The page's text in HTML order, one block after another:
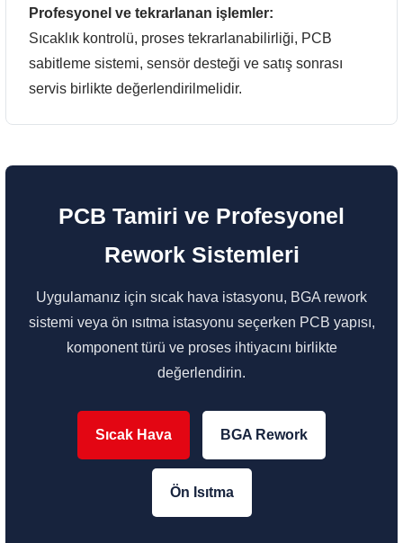
Profesyonel ve tekrarlanan işlemler:
Sıcaklık kontrolü, proses tekrarlanabilirliği, PCB
sabitleme sistemi, sensör desteği ve satış sonrası
servis birlikte değerlendirilmelidir.
PCB Tamiri ve Profesyonel
Rework Sistemleri
Uygulamanız için sıcak hava istasyonu, BGA rework
sistemi veya ön ısıtma istasyonu seçerken PCB yapısı,
komponent türü ve proses ihtiyacını birlikte
değerlendirin.
Sıcak Hava BGA Rework
Ön Isıtma